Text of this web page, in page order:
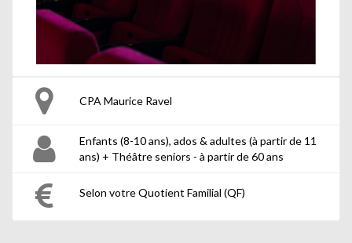
CPA Maurice Ravel
Enfants (8-10 ans), ados & adultes (à partir de 11
ans) + Théâtre seniors - à partir de 60 ans
Selon votre Quotient Familial (QF)